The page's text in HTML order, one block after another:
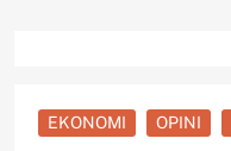
EKONOMI OPINI